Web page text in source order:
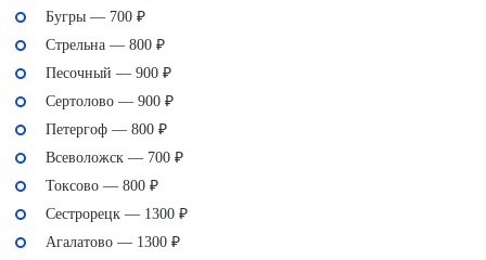
Бугры — 700 ₽
Стрельна — 800 ₽
Песочный — 900 ₽
Сертолово — 900 ₽
Петергоф — 800 ₽
Всеволожск — 700 ₽
Токсово — 800 ₽
Сестрорецк — 1300 ₽
Агалатово — 1300 ₽